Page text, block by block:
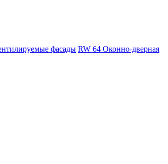
фасады RW 64 Оконно-дверная